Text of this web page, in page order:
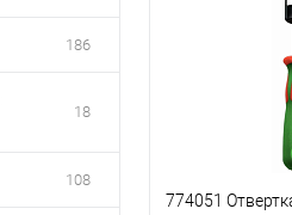
186
18
108
774051